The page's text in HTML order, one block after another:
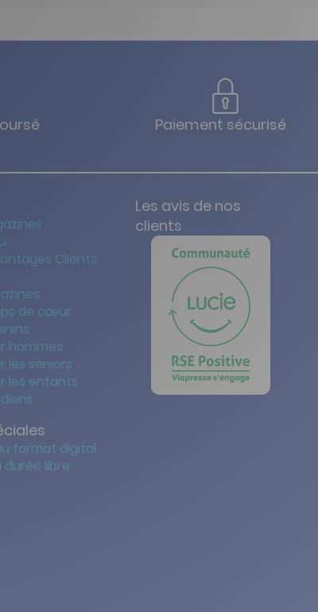
Paiement sécurisé
Clients
de cœur
hommes
les seniors
les enfants
format digital
libre
Les avis de nos
clients